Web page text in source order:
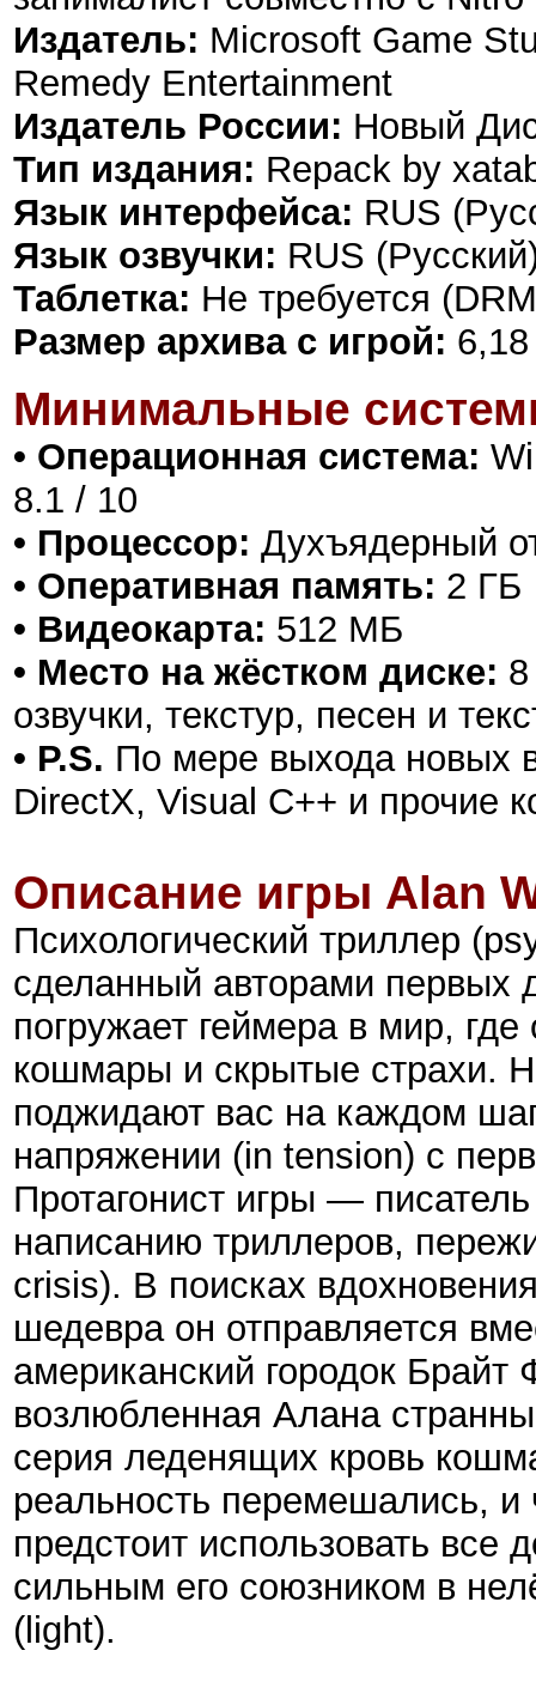
Издатель: Microsoft Game
Remedy Entertainment
Издатель России: Новый
Тип издания: Repack by
Язык интерфейса: RUS
Язык озвучки: RUS
Таблетка: Не требуется
Размер архива с игрой:
Минимальные
• Операционная система:
8.1 / 10
• Процессор: Духъядерный
• Оперативная память: 2 ГБ
• Видеокарта: 512 МБ
• Место на жёстком диске:
озвучки, текстур, песен и
• P.S. По мере выхода новых
DirectX, Visual C++ и прочие
Описание игры Alan
Психологический триллер
сделанный авторами первых
погружает геймера в мир,
кошмары и скрытые страхи.
поджидают вас на каждом
напряжении (in tension) с
Протагонист игры —
написанию триллеров,
crisis). В поисках
шедевра он отправляется
американский городок
возлюбленная Алана
серия леденящих кровь
реальность перемешались,
предстоит использовать
сильным его союзником в
(light).